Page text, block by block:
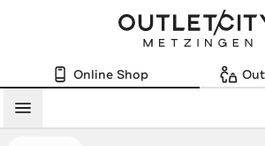
Online Shop
Menü